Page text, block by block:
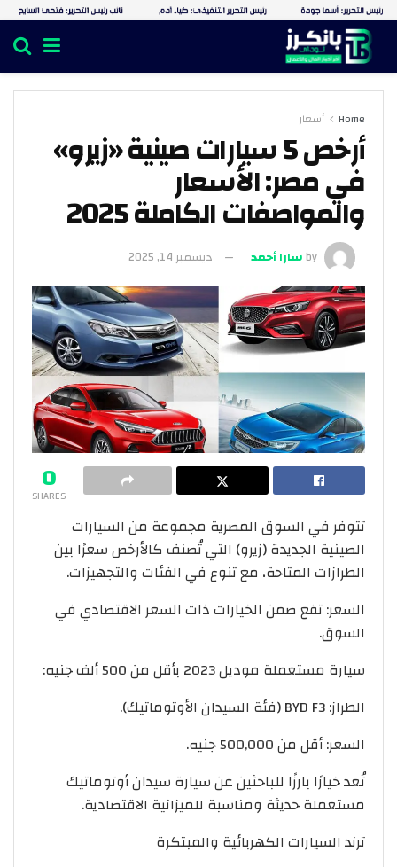
Home أسعار
أرخص 5 سيارات صينية «زيرو»
في مصر: الأسعار
والمواصفات الكاملة 2025
byسارا أحمد ديسمبر 14, 2025
0
SHARES
تتوفر في السوق المصرية مجموعة من السيارات
الصينية الجديدة (زيرو) التي تُصنف كالأرخص سعرًا بين
الطرازات المتاحة، مع تنوع في الفئات والتجهيزات.
السعر: تقع ضمن الخيارات ذات السعر الاقتصادي في
السوق.
سيارة مستعملة موديل 2023 بأقل من 500 ألف جنيه:
الطراز: BYD F3 (فئة السيدان الأوتوماتيك).
السعر: أقل من 500,000 جنيه.
تُعد خيارًا بارزًا للباحثين عن سيارة سيدان أوتوماتيك
مستعملة حديثة ومناسبة للميزانية الاقتصادية.
ترند السيارات الكهربائية والمبتكرة